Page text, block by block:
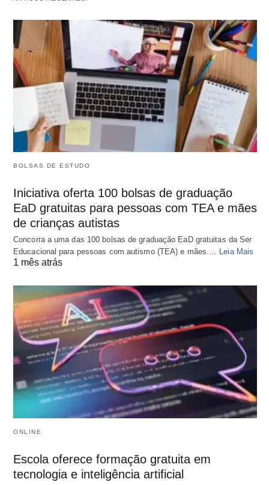
BOLSAS DE ESTUDO
Iniciativa oferta 100 bolsas de graduação
EaD gratuitas para pessoas com TEA e mães
de crianças autistas
Concorra a uma das 100 bolsas de graduação EaD gratuitas da Ser
Educacional para pessoas com autismo (TEA) e mães.… Leia Mais
1 mês atrás
ONLINE
Escola oferece formação gratuita em
tecnologia e inteligência artificial